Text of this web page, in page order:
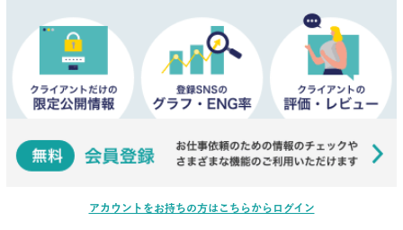
アカウントをお持ちの方はこちらからログイン